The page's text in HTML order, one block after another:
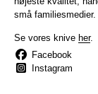
små familiesmedier.
Se vores knive her.
Facebook
Instagram